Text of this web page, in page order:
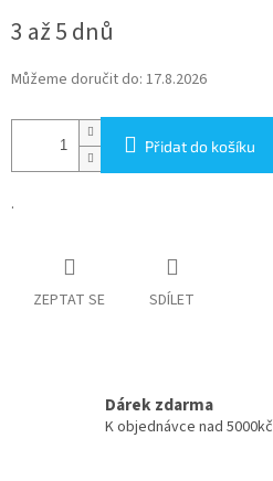
cena:
3 až 5 dnů
Můžeme doručit do: 17.8.2026
Přidat do košíku
.
ZEPTAT SE SDÍLET
Dárek zdarma
K objednávce nad 5000kč